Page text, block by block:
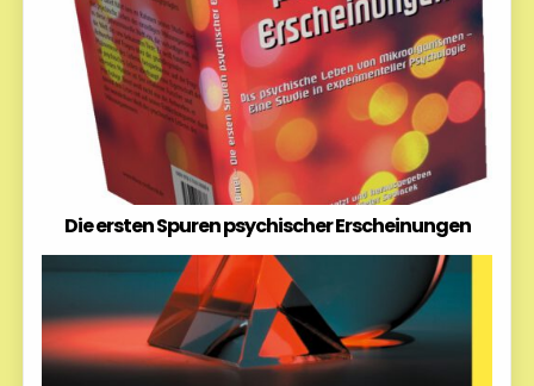
Die ersten Spuren psychischer Erscheinungen